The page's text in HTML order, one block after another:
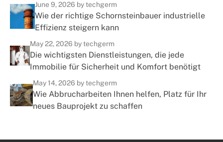
June 9, 2026 by techgerm
Wie der richtige Schornsteinbauer industrielle
Effizienz steigern kann
May 22, 2026 by techgerm
Die wichtigsten Dienstleistungen, die jede
Immobilie für Sicherheit und Komfort benötigt
May 14, 2026 by techgerm
Wie Abbrucharbeiten Ihnen helfen, Platz für Ihr
neues Bauprojekt zu schaffen